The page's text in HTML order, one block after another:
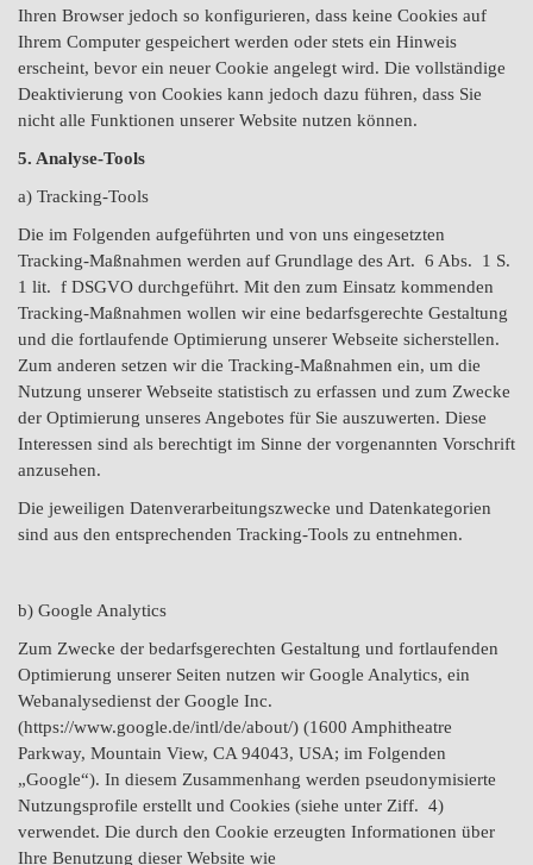
Ihren Browser jedoch so konfigurieren, dass keine Cookies auf
Ihrem Computer gespeichert werden oder stets ein Hinweis
erscheint, bevor ein neuer Cookie angelegt wird. Die vollständige
Deaktivierung von Cookies kann jedoch dazu führen, dass Sie
nicht alle Funktionen unserer Website nutzen können.
5. Analyse-Tools
a) Tracking-Tools
Die im Folgenden aufgeführten und von uns eingesetzten
Tracking-Maßnahmen werden auf Grundlage des Art. 6 Abs. 1 S.
1 lit. f DSGVO durchgeführt. Mit den zum Einsatz kommenden
Tracking-Maßnahmen wollen wir eine bedarfsgerechte Gestaltung
und die fortlaufende Optimierung unserer Webseite sicherstellen.
Zum anderen setzen wir die Tracking-Maßnahmen ein, um die
Nutzung unserer Webseite statistisch zu erfassen und zum Zwecke
der Optimierung unseres Angebotes für Sie auszuwerten. Diese
Interessen sind als berechtigt im Sinne der vorgenannten Vorschrift
anzusehen.
Die jeweiligen Datenverarbeitungszwecke und Datenkategorien
sind aus den entsprechenden Tracking-Tools zu entnehmen.
b) Google Analytics
Zum Zwecke der bedarfsgerechten Gestaltung und fortlaufenden
Optimierung unserer Seiten nutzen wir Google Analytics, ein
Webanalysedienst der Google Inc.
(https://www.google.de/intl/de/about/) (1600 Amphitheatre
Parkway, Mountain View, CA 94043, USA; im Folgenden
„Google“). In diesem Zusammenhang werden pseudonymisierte
Nutzungsprofile erstellt und Cookies (siehe unter Ziff. 4)
verwendet. Die durch den Cookie erzeugten Informationen über
Ihre Benutzung dieser Website wie